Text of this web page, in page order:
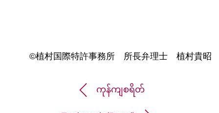
©植村国際特許事務所 所長弁理士 植村貴昭
ကုန်ကျစရိတ်